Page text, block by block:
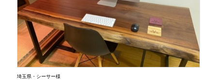
埼玉県・シーサー様